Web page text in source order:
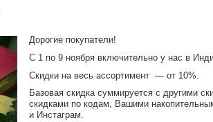
Дорогие покупатели!
С 1 по 9 ноября включительно у нас в
Скидки на весь ассортимент — от 10%.
Базовая скидка суммируется с другими
скидками по кодам, Вашими
и Инстаграм.